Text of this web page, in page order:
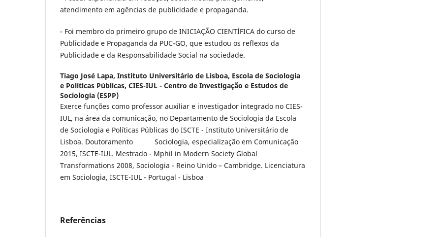
atendimento em agências de publicidade e propaganda.
- Foi membro do primeiro grupo de INICIAÇÃO CIENTÍFICA do curso de
Publicidade e Propaganda da PUC-GO, que estudou os reflexos da
Publicidade e da Responsabilidade Social na sociedade.
Tiago José Lapa, Instituto Universitário de Lisboa, Escola de Sociologia
e Políticas Públicas, CIES-IUL - Centro de Investigação e Estudos de
Sociologia (ESPP)
Exerce funções como professor auxiliar e investigador integrado no CIES-
IUL, na área da comunicação, no Departamento de Sociologia da Escola
de Sociologia e Políticas Públicas do ISCTE - Instituto Universitário de
Lisboa. Doutoramento Sociologia, especialização em Comunicação
2015, ISCTE-IUL. Mestrado - Mphil in Modern Society Global
Transformations 2008, Sociologia - Reino Unido – Cambridge. Licenciatura
em Sociologia, ISCTE-IUL - Portugal - Lisboa
Referências